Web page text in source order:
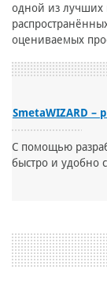
одной из лучших
оцениваемых
SmetaWIZARD –
С помощью
быстро и удобно